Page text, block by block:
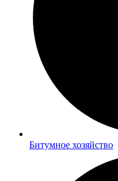
Битумное хозяйство